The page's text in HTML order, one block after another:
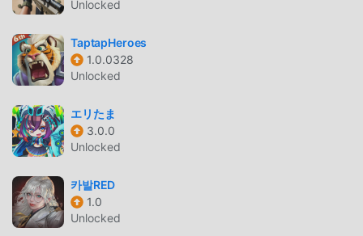
herkömmlichen rpg-Spielen müssen Sie in The Game is
Bugged! nur das Anfänger-Tutorial durchgehen, sodass
Sie ganz einfach mit dem gesamten Spiel beginnen und
die Freude genießen können, die die klassischen rpg-
Spiele bringen The Game is Bugged! 1.35.99. Gleichzeitig
hat moddroid speziell eine Plattform für rpg-
Spieleliebhaber aufgebaut, die es Ihnen ermöglicht, mit
allen rpg-Spieleliebhabern auf der ganzen Welt zu
moddroid anzuschließen und das zu genießen rpg Spiel
mit allen globalen Partnern kommen glücklich
Unlocked
TaptapHeroes
1.0.0328
Unlocked
エリたま
3.0.0
Unlocked
카발RED
1.0
Unlocked